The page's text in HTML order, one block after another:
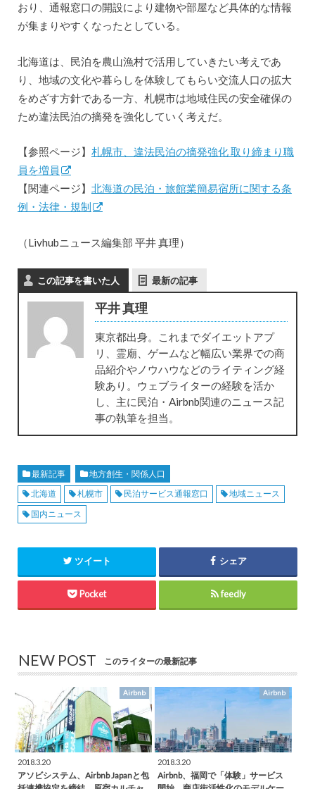
おり、通報窓口の開設により建物や部屋など具体的な情報
が集まりやすくなったとしている。
北海道は、民泊を農山漁村で活用していきたい考えであ
り、地域の文化や暮らしを体験してもらい交流人口の拡大
をめざす方針である一方、札幌市は地域住民の安全確保の
ため違法民泊の摘発を強化していく考えだ。
【参照ページ】 札幌市、違法民泊の摘発強化 取り締まり職
員を増員
【関連ページ】 北海道の民泊・旅館業簡易宿所に関する条
例・法律・規制
（Livhubニュース編集部 平井 真理）
この記事を書いた人 最新の記事
平井 真理
東京都出身。これまでダイエットアプ
リ、霊廟、ゲームなど幅広い業界での商
品紹介やノウハウなどのライティング経
験あり。ウェブライターの経験を活か
し、主に民泊・Airbnb関連のニュース記
事の執筆を担当。
最新記事
地方創生・関係人口
北海道
札幌市 民泊サービス通報窓口
地域ニュース
国内ニュース
ツイート シェア
Pocket feedly
NEW POST このライターの最新記事
Airbnb
2018.3.20
アソビシステム、Airbnb Japanと包
Airbnb
2018.3.20
Airbnb、福岡で「体験」サービス